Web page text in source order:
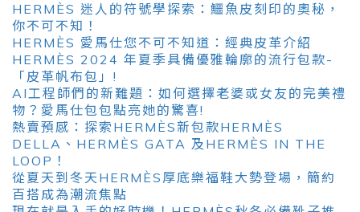
HERMÈS 迷人的符號學探索：鱷魚皮刻印的奧秘，
你不可不知！
HERMÈS 愛馬仕您不可不知道：經典皮革介紹
HERMÈS 2024 年夏季具備優雅輪廓的流行包款-
「皮革帆布包」!
AI工程師們的新難題：如何選擇老婆或女友的完美禮
物？愛馬仕包包點亮她的驚喜!
熱賣預感：探索HERMÈS新包款HERMÈS
DELLA、HERMÈS GATA 及HERMÈS IN THE
LOOP！
從夏天到冬天HERMÈS厚底樂福鞋大勢登場，簡約
百搭成為潮流焦點